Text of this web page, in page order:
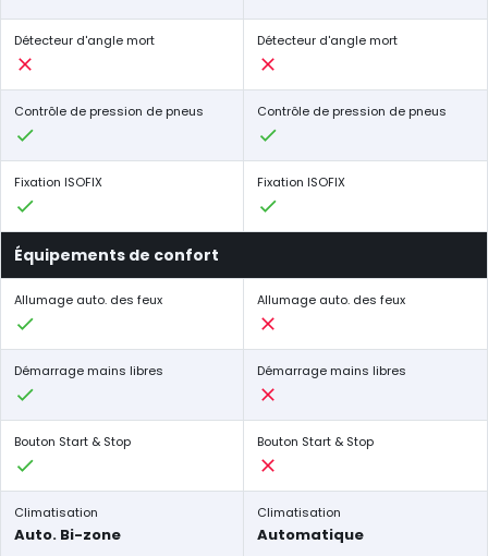
Détecteur d'angle mort Détecteur d'angle mort
Contrôle de pression de pneus Contrôle de pression de pneus
Fixation ISOFIX Fixation ISOFIX
Équipements de confort
Allumage auto. des feux Allumage auto. des feux
Démarrage mains libres Démarrage mains libres
Bouton Start & Stop Bouton Start & Stop
Climatisation
Auto. Bi-zone
Climatisation
Automatique